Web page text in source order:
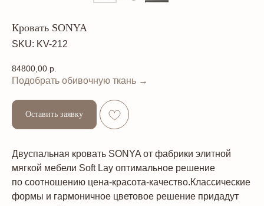
Кровать SONYA
SKU: KV-212
84800,00 р.
Подобрать обивочную ткань →
Оставить заявку
Двуспальная кровать SONYA от фабрики элитной
мягкой мебели Soft Lay оптимальное решение
по соотношению цена-красота-качество.Классические
формы и гармоничное цветовое решение придадут